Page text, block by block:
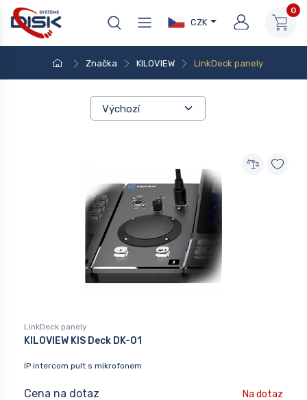
CZK
0
Značka KILOVIEW LinkDeck panely
LinkDeck panely
KILOVIEW KIS Deck DK-01
IP intercom pult s mikrofonem
Cena na dotaz Na dotaz